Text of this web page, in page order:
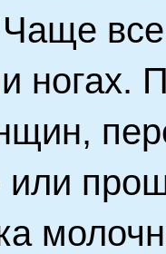
ногах.